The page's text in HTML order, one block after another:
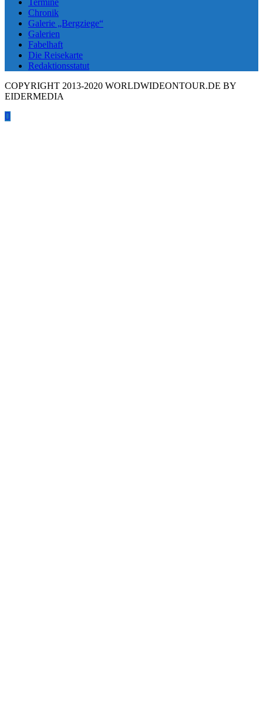
Termine
Chronik
Galerie „Bergziege“
Galerien
Fabelhaft
Die Reisekarte
Redaktionsstatut
COPYRIGHT 2013-2020 WORLDWIDEONTOUR.DE BY
EIDERMEDIA